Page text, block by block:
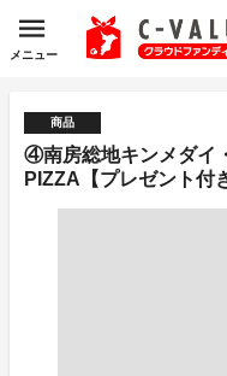
メニュー
商品
④南房総地キンメダイ
PIZZA【プレゼント付